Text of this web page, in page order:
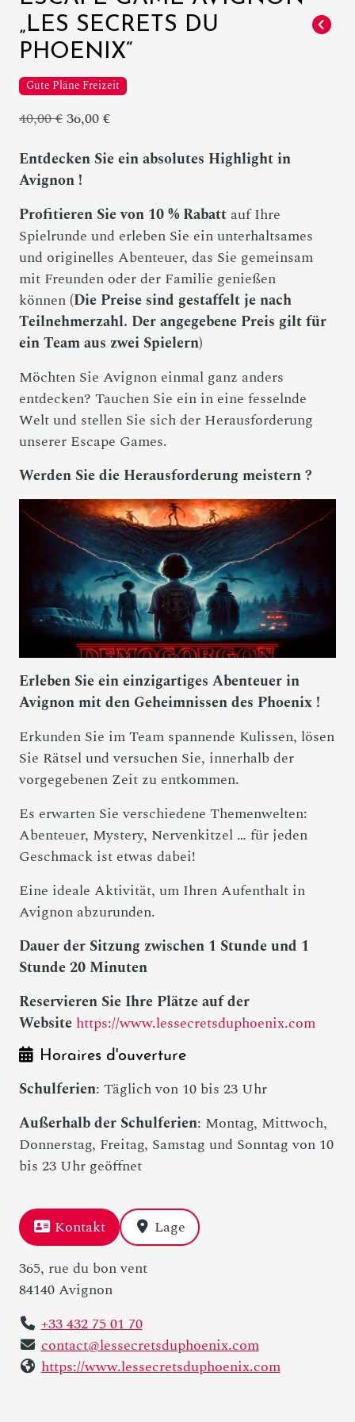
„LES SECRETS DU
PHOENIX“
Gute Pläne Freizeit
40,00 €36,00 €
Entdecken Sie ein absolutes Highlight in
Avignon !
Profitieren Sie von 10 % Rabatt auf Ihre
Spielrunde und erleben Sie ein unterhaltsames
und originelles Abenteuer, das Sie gemeinsam
mit Freunden oder der Familie genießen
können (Die Preise sind gestaffelt je nach
Teilnehmerzahl. Der angegebene Preis gilt für
ein Team aus zwei Spielern)
Möchten Sie Avignon einmal ganz anders
entdecken? Tauchen Sie ein in eine fesselnde
Welt und stellen Sie sich der Herausforderung
unserer Escape Games.
Werden Sie die Herausforderung meistern ?
Erleben Sie ein einzigartiges Abenteuer in
Avignon mit den Geheimnissen des Phoenix !
Erkunden Sie im Team spannende Kulissen, lösen
Sie Rätsel und versuchen Sie, innerhalb der
vorgegebenen Zeit zu entkommen.
Es erwarten Sie verschiedene Themenwelten:
Abenteuer, Mystery, Nervenkitzel … für jeden
Geschmack ist etwas dabei!
Eine ideale Aktivität, um Ihren Aufenthalt in
Avignon abzurunden.
Dauer der Sitzung zwischen 1 Stunde und 1
Stunde 20 Minuten
Reservieren Sie Ihre Plätze auf der
Website https://www.lessecretsduphoenix.com
Horaires d'ouverture
Schulferien: Täglich von 10 bis 23 Uhr
Außerhalb der Schulferien: Montag, Mittwoch,
Donnerstag, Freitag, Samstag und Sonntag von 10
bis 23 Uhr geöffnet
Kontakt
Lage
365, rue du bon vent
84140 Avignon
+33 432 75 01 70
contact@lessecretsduphoenix.com
https://www.lessecretsduphoenix.com